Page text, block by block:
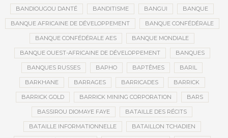
BANDIOUGOU DANTÉ BANDITISME BANGUI BANQUE
BANQUE AFRICAINE DE DÉVELOPPEMENT BANQUE CONFÉDÉRALE
BANQUE CONFÉDÉRALE AES BANQUE MONDIALE
BANQUE OUEST-AFRICAINE DE DÉVELOPPEMENT BANQUES
BANQUES RUSSES BAPHO BAPTÊMES BARIL
BARKHANE BARRAGES BARRICADES BARRICK
BARRICK GOLD BARRICK MINING CORPORATION BARS
BASSIROU DIOMAYE FAYE BATAILLE DES RÉCITS
BATAILLE INFORMATIONNELLE BATAILLON TCHADIEN